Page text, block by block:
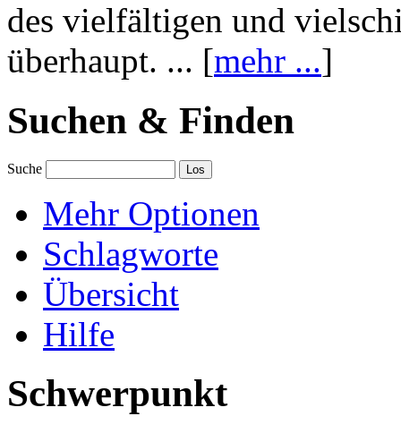
des vielfältigen und
überhaupt. ... [mehr ...]
Suchen & Finden
Suche
Mehr Optionen
Schlagworte
Übersicht
Hilfe
Schwerpunkt